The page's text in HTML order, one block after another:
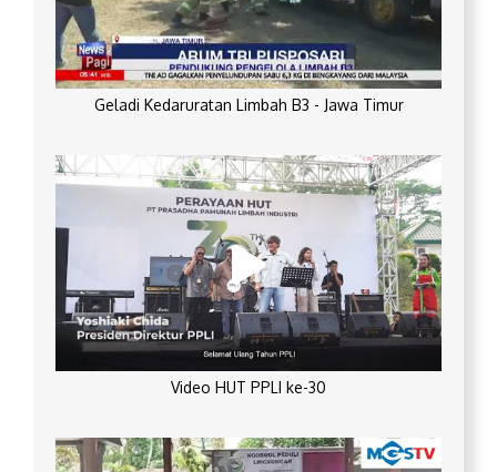
Geladi Kedaruratan Limbah B3 - Jawa Timur
Video HUT PPLI ke-30